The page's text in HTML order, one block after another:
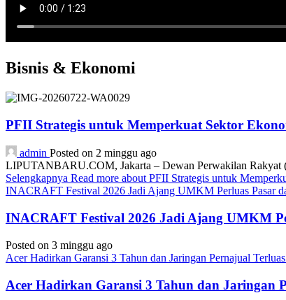
Bisnis & Ekonomi
PFII Strategis untuk Memperkuat Sektor
admin Posted on 2 minggu ago
LIPUTANBARU.COM, Jakarta – Dewan Perwakilan Rakyat
Selengkapnya Read more about PFII Strategis untuk
INACRAFT Festival 2026 Jadi Ajang UMKM Perluas Pasar
INACRAFT Festival 2026 Jadi Ajang UMKM
Posted on 3 minggu ago
Acer Hadirkan Garansi 3 Tahun dan Jaringan Pernajual
Acer Hadirkan Garansi 3 Tahun dan Jaringan